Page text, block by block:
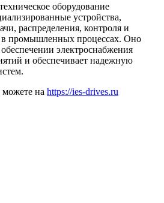
оборудование
устройства,
распределения, контроля и
в промышленных процессах. Оно
электроснабжения
и обеспечивает надежную
можете на https://ies-drives.ru